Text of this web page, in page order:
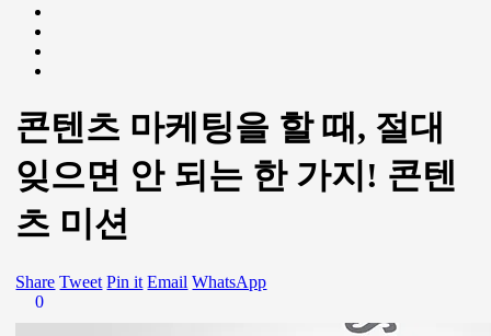
콘텐츠 마케팅을 할 때, 절대
잊으면 안 되는 한 가지! 콘텐
츠 미션
Share Tweet Pin it Email WhatsApp
0